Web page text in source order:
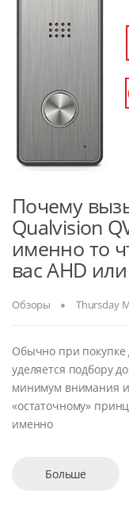
Почему
Qualvision
именно то
вас AHD
Обзоры Thursday
Обычно при
уделяется подбору
минимум внимания
«остаточному»
именно
Больше